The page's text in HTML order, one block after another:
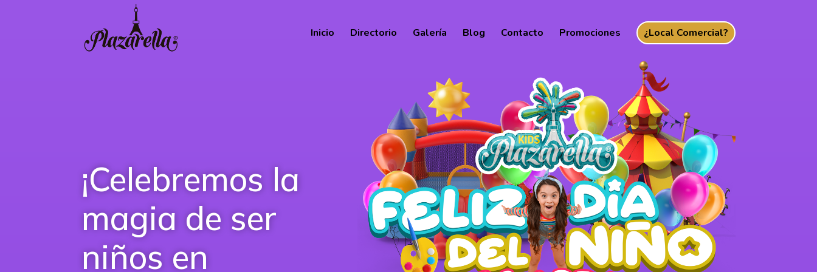
Inicio Directorio Galería Blog Contacto Promociones ¿Local Comercial?
¡Celebremos la
magia de ser
niños en